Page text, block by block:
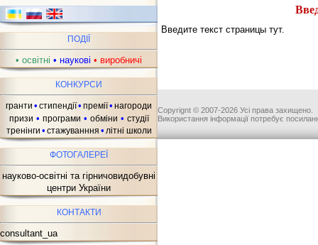
ПОДІЇ
• освітні • наукові • виробничі
КОНКУРСИ
гранти • стипендії• премії• нагороди
призи • програми • обміни • студії
тренінги • стажуванння • літні школи
ФОТОГАЛЕРЕЇ
науково-освітні та гірничовидобувні
центри України
КОНТАКТИ
consultant_ua
Введите текст страницы тут.
Copyrignt © 2007-2026 Усі права захищено.
Використання інформації потребує